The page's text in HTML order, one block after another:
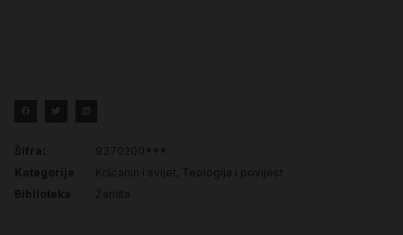
Šifra:
9370200***
Kategorije
Kršćanin i svijet Teologija i povijest
Biblioteka
Žarišta